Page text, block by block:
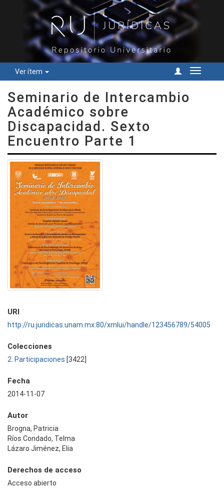
Ver ítem
Cambiar
Seminario de Intercambio
Académico sobre
Discapacidad. Sexto
Encuentro Parte 1
URI
http://ru.juridicas.unam.mx:80/xmlui/handle/123456789/54005
Colecciones
2. Participaciones [3422]
Fecha
2014-11-07
Autor
Brogna, Patricia
Ríos Condado, Telma
Lázaro Jiménez, Elia
Derechos de acceso
Acceso abierto